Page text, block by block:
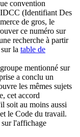
convention
(Identifiant Des
de gros, le
ce numéro sur
recherche à partir
la table de
mentionné sur
a conclu un
les mêmes sujets
cet accord
soit au moins aussi
le Code du travail.
l'affichage